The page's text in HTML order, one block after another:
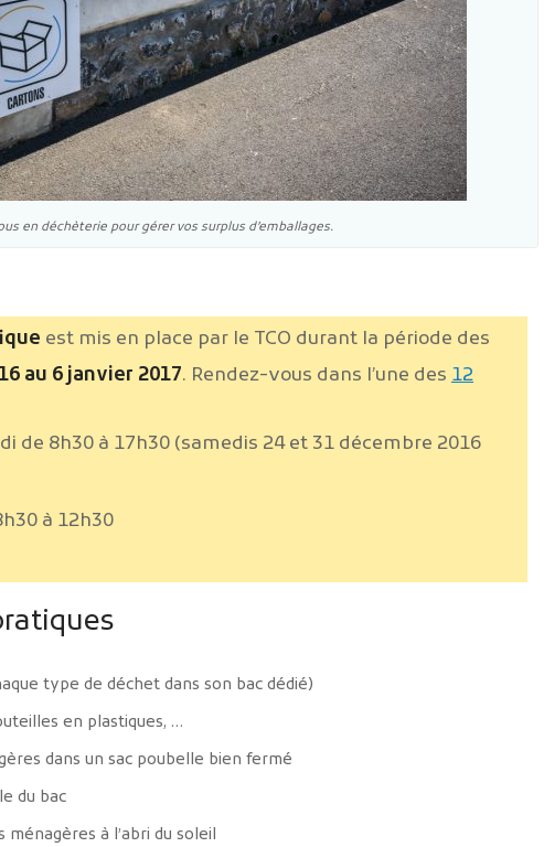
en déchèterie pour gérer vos surplus d’emballages.
est mis en place par le TCO durant la période des
au 6 janvier 2017. Rendez-vous dans l’une des 12
de 8h30 à 17h30 (samedis 24 et 31 décembre 2016
à 12h30
type de déchet dans son bac dédié)
en plastiques, …
dans un sac poubelle bien fermé
du bac
à l’abri du soleil